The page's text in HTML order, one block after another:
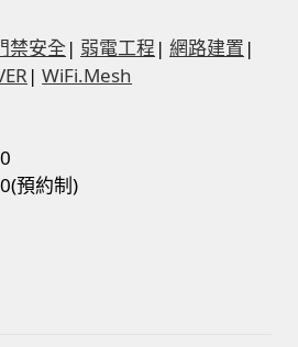
禁安全 | 弱電工程 |網路建置 |
|WiFi.Mesh
預約制)